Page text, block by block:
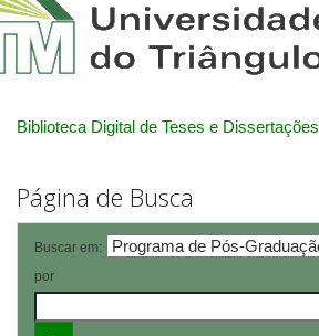
Biblioteca Digital de Teses e Dissertações
Página de Busca
Buscar em:
por